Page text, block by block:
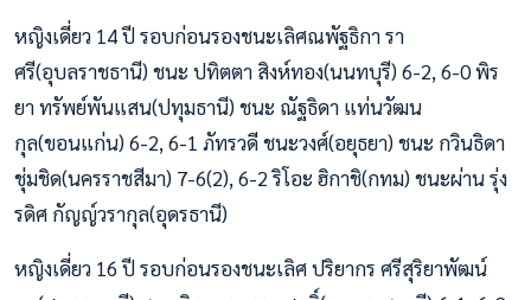
หญิงเดี่ยว 14 ปี รอบก่อนรองชนะเลิศณพัฐธิกา รา
ศรี(อุบลราชธานี) ชนะ ปทิตตา สิงห์ทอง(นนทบุรี) 6-2, 6-0 พิร
ยา ทรัพย์พันแสน(ปทุมธานี) ชนะ ณัฐธิดา แท่นวัฒน
กุล(ขอนแก่น) 6-2, 6-1 ภัทรวดี ชนะวงศ์(อยุธยา) ชนะ กวินธิดา
ชุ่มชิด(นครราชสีมา) 7-6(2), 6-2 ริโอะ ฮิกาชิ(กทม) ชนะผ่าน รุ่ง
รดิศ กัญญ์วรากุล(อุดรธานี)
หญิงเดี่ยว 16 ปี รอบก่อนรองชนะเลิศ ปริยากร ศรีสุริยาพัฒน์